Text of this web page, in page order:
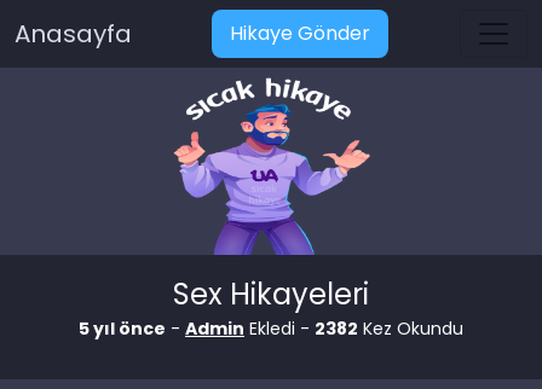
Anasayfa Hikaye Gönder
Sex Hikayeleri
5 yıl önce - Admin Ekledi - 2382 Kez Okundu